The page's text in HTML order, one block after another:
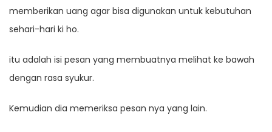
memberikan uang agar bisa digunakan untuk kebutuhan
sehari-hari ki ho.
itu adalah isi pesan yang membuatnya melihat ke bawah
dengan rasa syukur.
Kemudian dia memeriksa pesan nya yang lain.